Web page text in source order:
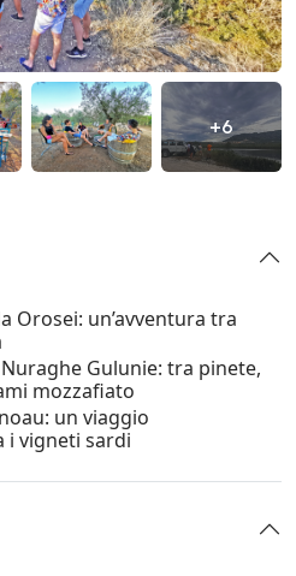
+6
Orosei: un’avventura tra
Gulunie: tra pinete,
mozzafiato
un viaggio
i vigneti sardi